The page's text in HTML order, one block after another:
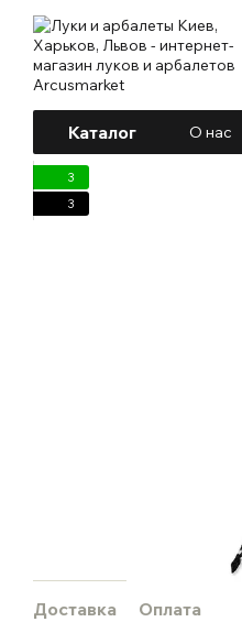
Перейти к основному контенту
Каталог О нас
3
3
Доставка Оплата